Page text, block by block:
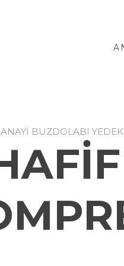
BUZDOLABI